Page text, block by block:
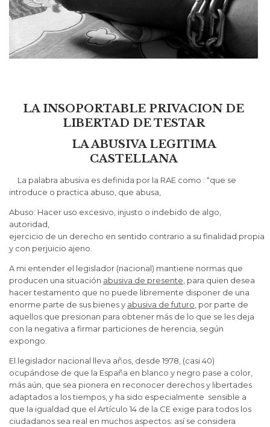
LA INSOPORTABLE PRIVACION DE
LIBERTAD DE TESTAR
LA ABUSIVA LEGITIMA
CASTELLANA
La palabra abusiva es definida por la RAE como : “que se
introduce o practica abuso, que abusa,
Abuso: Hacer uso excesivo, injusto o indebido de algo,
autoridad,
ejercicio de un derecho en sentido contrario a su finalidad propia
y con perjuicio ajeno.
A mi entender el legislador (nacional) mantiene normas que
producen una situación abusiva de presente , para quien desea
hacer testamento que no puede libremente disponer de una
enorme parte de sus bienes y abusiva de futuro , por parte de
aquellos que presionan para obtener más de lo que se les deja
con la negativa a firmar particiones de herencia, según
expongo.
El legislador nacional lleva años, desde 1978, (casi 40)
ocupándose de que la España en blanco y negro pase a color,
más aún, que sea pionera en reconocer derechos y libertades
adaptados a los tiempos, y ha sido especialmente sensible a
que la igualdad que el Artículo 14 de la CE exige para todos los
ciudadanos sea real en muchos aspectos: así se considera